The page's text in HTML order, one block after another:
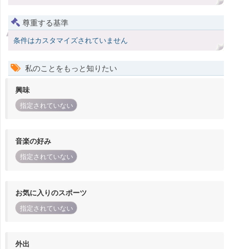
尊重する基準
条件はカスタマイズされていません
私のことをもっと知りたい
興味
指定されていない
音楽の好み
指定されていない
お気に入りのスポーツ
指定されていない
外出